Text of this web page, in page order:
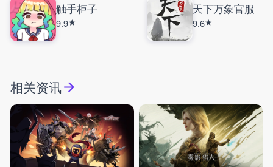
触手柜子
9.9
天下万象官服
9.6
相关资讯